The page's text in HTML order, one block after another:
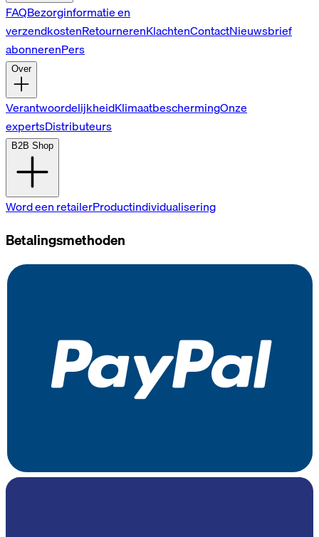
FAQBezorginformatie en
verzendkostenRetournerenKlachtenContactNieuwsbrief
abonnerenPers
Over
VerantwoordelijkheidKlimaatbeschermingOnze
expertsDistributeurs
B2B Shop
Word een retailerProductindividualisering
Betalingsmethoden